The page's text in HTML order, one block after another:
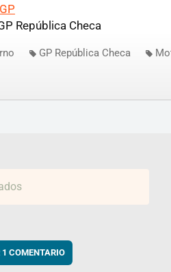
República Checa
GP República Checa
1 COMENTARIO